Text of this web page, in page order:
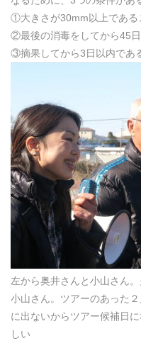
①大きさが30mm以上である
②最後の消毒をしてから45
③摘果してから3日以内であ
左から奥井さんと小山さん
小山さん。ツアーのあった
に出ないからツアー候補日
しい